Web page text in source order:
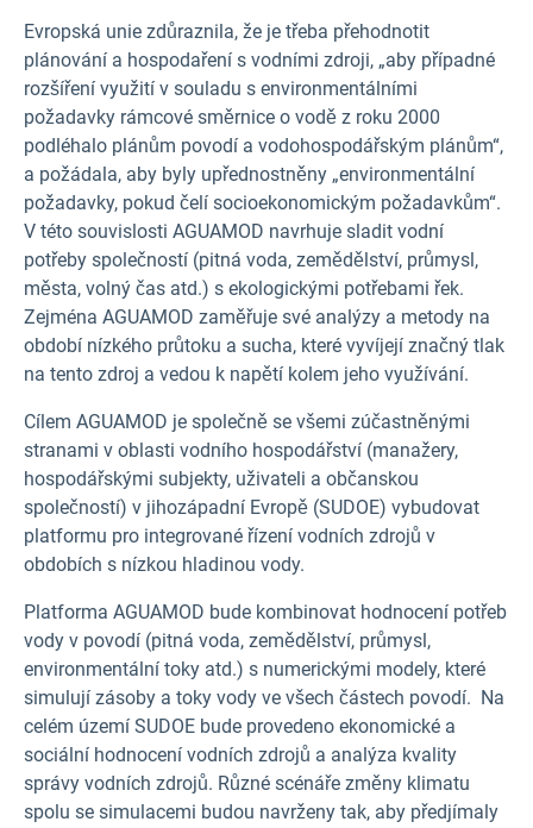
Evropská unie zdůraznila, že je třeba přehodnotit
plánování a hospodaření s vodními zdroji, „aby případné
rozšíření využití v souladu s environmentálními
požadavky rámcové směrnice o vodě z roku 2000
podléhalo plánům povodí a vodohospodářským plánům“,
a požádala, aby byly upřednostněny „environmentální
požadavky, pokud čelí socioekonomickým požadavkům“.
V této souvislosti AGUAMOD navrhuje sladit vodní
potřeby společností (pitná voda, zemědělství, průmysl,
města, volný čas atd.) s ekologickými potřebami řek.
Zejména AGUAMOD zaměřuje své analýzy a metody na
období nízkého průtoku a sucha, které vyvíjejí značný tlak
na tento zdroj a vedou k napětí kolem jeho využívání.
Cílem AGUAMOD je společně se všemi zúčastněnými
stranami v oblasti vodního hospodářství (manažery,
hospodářskými subjekty, uživateli a občanskou
společností) v jihozápadní Evropě (SUDOE) vybudovat
platformu pro integrované řízení vodních zdrojů v
obdobích s nízkou hladinou vody.
Platforma AGUAMOD bude kombinovat hodnocení potřeb
vody v povodí (pitná voda, zemědělství, průmysl,
environmentální toky atd.) s numerickými modely, které
simulují zásoby a toky vody ve všech částech povodí. Na
celém území SUDOE bude provedeno ekonomické a
sociální hodnocení vodních zdrojů a analýza kvality
správy vodních zdrojů. Různé scénáře změny klimatu
spolu se simulacemi budou navrženy tak, aby předjímaly